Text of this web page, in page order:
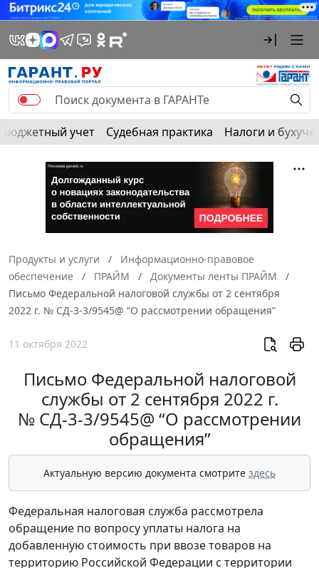
Бюджетный учет Судебная практика Налоги и
Продукты и услуги
Информационно-правовое
обеспечение
ПРАЙМ
Документы ленты ПРАЙМ
Письмо Федеральной налоговой службы от 2 сентября
2022 г. № СД-3-3/9545@ “О рассмотрении обращения”
11 октября 2022
Письмо Федеральной налоговой
службы от 2 сентября 2022 г.
№ СД-3-3/9545@ “О рассмотрении
обращения”
Актуальную версию документа смотрите здесь
Федеральная налоговая служба рассмотрела
обращение по вопросу уплаты налога на
добавленную стоимость при ввозе товаров на
территорию Российской Федерации с территории